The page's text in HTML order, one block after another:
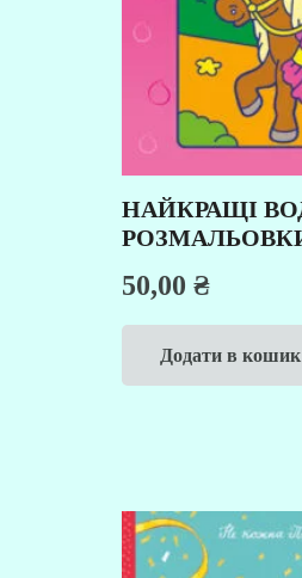
НАЙКРАЩІ
50,00 ₴
Додати в кошик